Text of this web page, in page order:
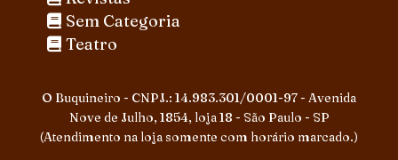
Sem Categoria
Teatro
O Buquineiro - CNPJ.: 14.983.301/0001-97 - Avenida
Nove de Julho, 1854, loja 18 - São Paulo - SP
(Atendimento na loja somente com horário marcado.)